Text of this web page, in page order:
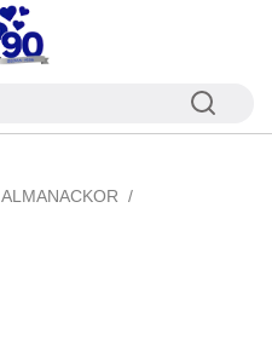
ALMANACKOR